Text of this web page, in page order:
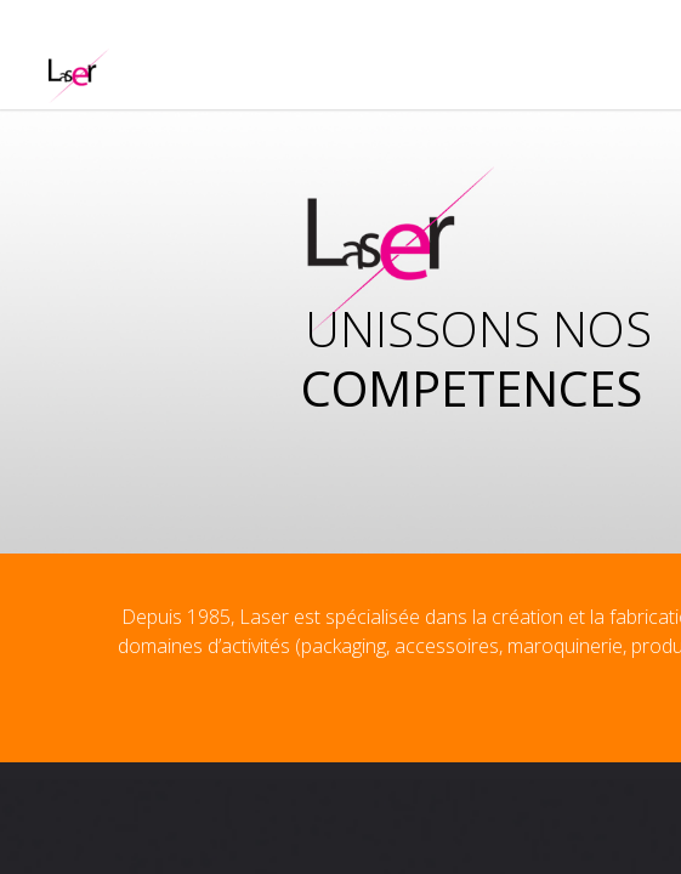
COMPETENCES
UNISSONS NOS
Depuis 1985, Laser est spécialisée dans la création et la
domaines d’activités (packaging, accessoires, maroquinerie,